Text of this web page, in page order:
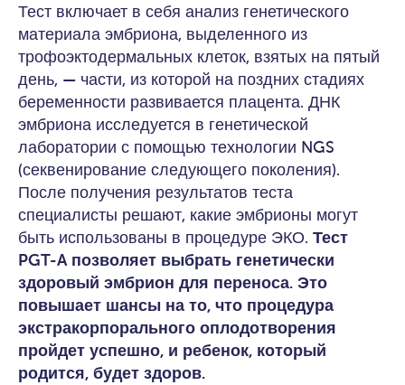
Тест включает в себя анализ генетического
материала эмбриона, выделенного из
трофоэктодермальных клеток, взятых на пятый
день, — части, из которой на поздних стадиях
беременности развивается плацента. ДНК
эмбриона исследуется в генетической
лаборатории с помощью технологии NGS
(секвенирование следующего поколения).
После получения результатов теста
специалисты решают, какие эмбрионы могут
быть использованы в процедуре ЭКО. Тест
PGT-A позволяет выбрать генетически
здоровый эмбрион для переноса. Это
повышает шансы на то, что процедура
экстракорпорального оплодотворения
пройдет успешно, и ребенок, который
родится, будет здоров.